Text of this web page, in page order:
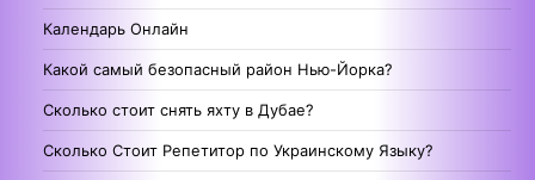
Календарь Онлайн
Какой самый безопасный район Нью-Йорка?
Сколько стоит снять яхту в Дубае?
Сколько Стоит Репетитор по Украинскому Языку?